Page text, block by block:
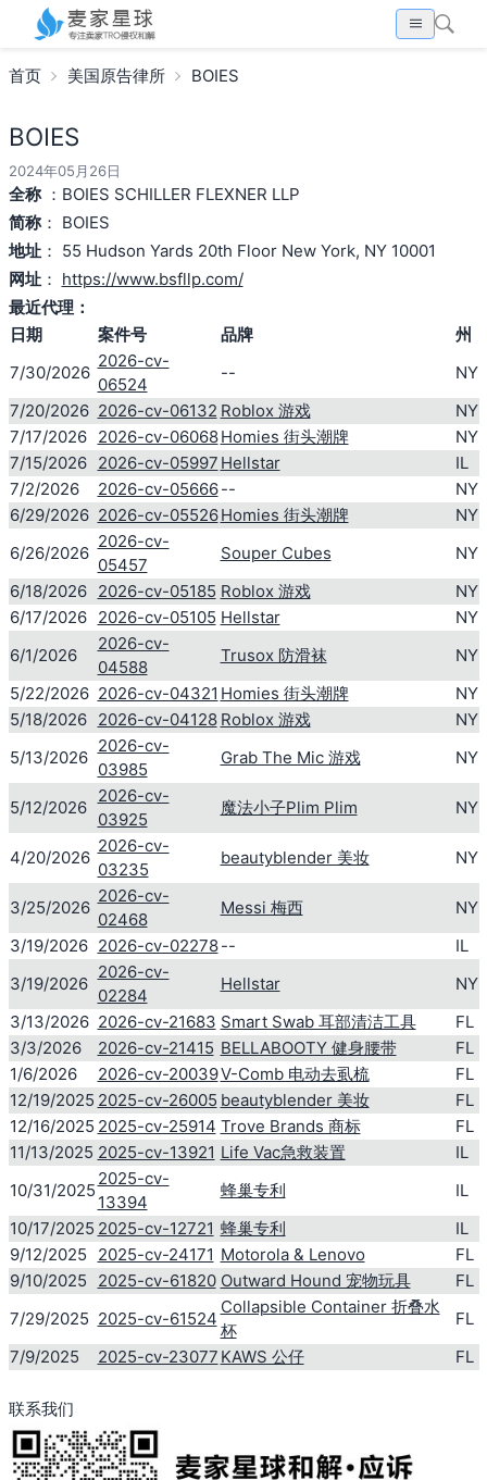
首页 美国原告律所 BOIES
BOIES
2024年05月26日
全称：BOIES SCHILLER FLEXNER LLP
简称： BOIES
地址： 55 Hudson Yards 20th Floor New York, NY 10001
网址： https://www.bsfllp.com/
最近代理：
日期
案件号 品牌
州
7/30/2026
2026-cv-
06524
--
NY
7/20/2026 2026-cv-06132 Roblox 游戏
NY
7/17/2026
2026-cv-06068Homies 街头潮牌
NY
7/15/2026
2026-cv-05997 Hellstar
IL
7/2/2026
2026-cv-05666--
NY
6/29/2026 2026-cv-05526Homies 街头潮牌
NY
6/26/2026
2026-cv-
05457
Souper Cubes
NY
6/18/2026
2026-cv-05185 Roblox 游戏
NY
6/17/2026
2026-cv-05105 Hellstar
NY
6/1/2026
2026-cv-
04588
Trusox 防滑袜
NY
5/22/2026 2026-cv-04321 Homies 街头潮牌
NY
5/18/2026
2026-cv-04128 Roblox 游戏
NY
5/13/2026
2026-cv-
03985
Grab The Mic 游戏 NY
5/12/2026
2026-cv-
03925
魔法小子Plim Plim NY
4/20/2026
2026-cv-
03235
beautyblender 美妆 NY
3/25/2026
2026-cv-
02468
Messi 梅西
NY
3/19/2026 2026-cv-02278--
IL
3/19/2026
2026-cv-
02284
Hellstar
NY
3/13/2026 2026-cv-21683 Smart Swab 耳部清洁工具
FL
3/3/2026
2026-cv-21415 BELLABOOTY 健身腰带
FL
1/6/2026
2026-cv-20039V-Comb 电动去虱梳
FL
12/19/2025 2025-cv-26005 beautyblender 美妆
FL
12/16/2025 2025-cv-25914 Trove Brands 商标
FL
11/13/2025 2025-cv-13921 Life Vac急救装置
IL
10/31/2025
2025-cv-
13394
蜂巢专利
IL
10/17/2025 2025-cv-12721 蜂巢专利
IL
9/12/2025
2025-cv-24171 Motorola & Lenovo
FL
9/10/2025
2025-cv-61820 Outward Hound 宠物玩具
FL
7/29/2025 2025-cv-61524
Collapsible Container 折叠水
杯
FL
7/9/2025
2025-cv-23077 KAWS 公仔 FL
联系我们